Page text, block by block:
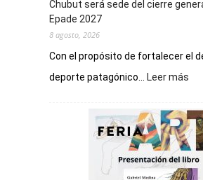
Chubut será sede del cierre
Epade 2027
8 agosto, 2026
Con el propósito de fortalecer el
deporte patagónico...
Leer más
del